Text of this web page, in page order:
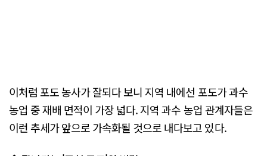
이처럼 포도 농사가 잘되다 보니 지역 내에선 포도가 과수
농업 중 재배 면적이 가장 넓다. 지역 과수 농업 관계자들은
이런 추세가 앞으로 가속화될 것으로 내다보고 있다.